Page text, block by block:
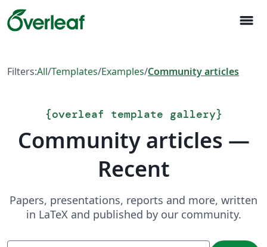
menu
Filters:All/Templates/Examples/Community articles
{overleaf template gallery}
Community articles —
Recent
Papers, presentations, reports and more, written
in LaTeX and published by our community.